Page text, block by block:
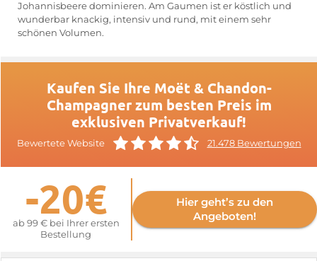
Johannisbeere dominieren. Am Gaumen ist er köstlich und
wunderbar knackig, intensiv und rund, mit einem sehr
schönen Volumen.
Kaufen Sie Ihre Moët & Chandon-
Champagner zum besten Preis im
exklusiven Privatverkauf!
Bewertete Website 21.478 Bewertungen
-20€
ab 99 € bei Ihrer ersten
Bestellung
Hier geht’s zu den
Angeboten!